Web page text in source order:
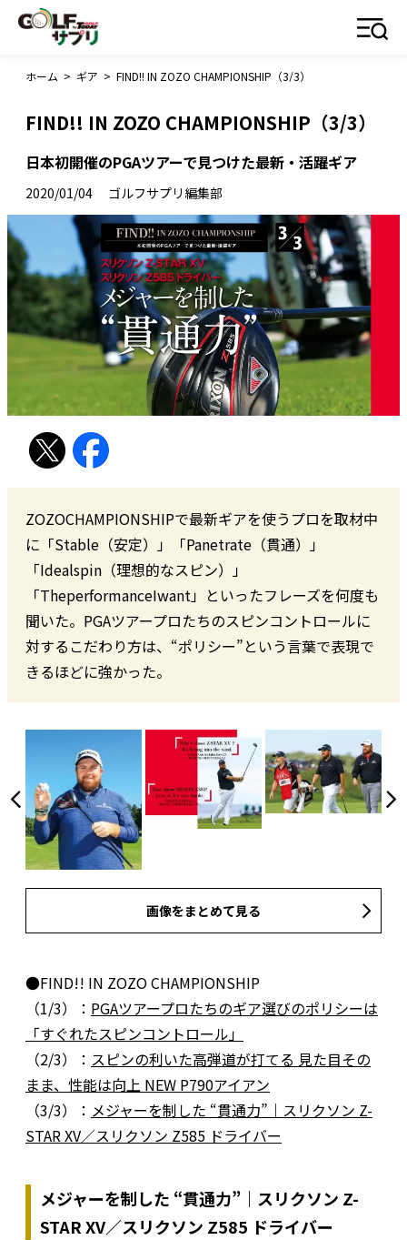
ホーム > ギア > FIND!! IN ZOZO CHAMPIONSHIP（3/3）
FIND!! IN ZOZO CHAMPIONSHIP（3/3）
日本初開催のPGAツアーで見つけた最新・活躍ギア
2020/01/04 ゴルフサプリ編集部
ZOZOCHAMPIONSHIPで最新ギアを使うプロを取材中
に「Stable（安定）」「Panetrate（貫通）」
「Idealspin（理想的なスピン）」
「TheperformanceIwant」といったフレーズを何度も
聞いた。PGAツアープロたちのスピンコントロールに
対するこだわり方は、“ポリシー”という言葉で表現で
きるほどに強かった。
画像をまとめて見る
●FIND!! IN ZOZO CHAMPIONSHIP
（1/3）： PGAツアープロたちのギア選びのポリシーは
「すぐれたスピンコントロール」
（2/3）： スピンの利いた高弾道が打てる ⾒た⽬その
まま、性能は向上 NEW P790アイアン
（3/3）： メジャーを制した “貫通⼒”｜スリクソン Z-
STAR XV／スリクソン Z585 ドライバー
メジャーを制した “貫通⼒”｜スリクソン Z-
STAR XV／スリクソン Z585 ドライバー